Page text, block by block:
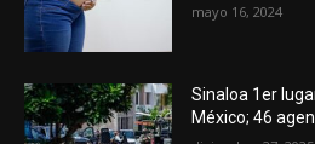
mayo 16, 2024
Sinaloa 1er
México; 46